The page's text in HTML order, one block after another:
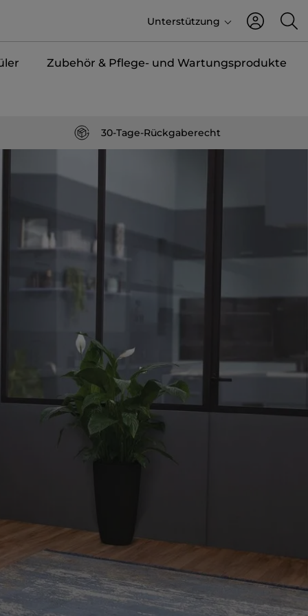
Unterstützung
Zubehör & Pflege- und Wartungsprodukte
30-Tage-Rückgaberecht